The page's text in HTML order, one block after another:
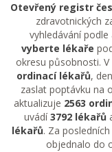
Otevřený registr
zdravotnických
vyhledávání
vyberte lékaře
okresu působnosti.
ordinací lékařů,
zaslat poptávku na
aktualizuje 2563
uvádí3792 lékařů
lékařů. Za
objednalo do